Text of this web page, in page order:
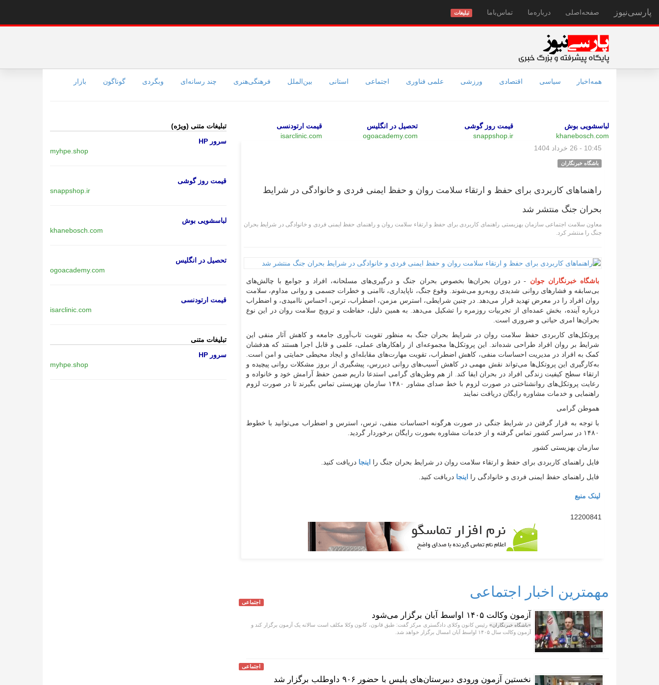
پارسی‌نیوز صفحه‌اصلی درباره‌ما تماس‌با‌ما تبلیغات
همه‌اخبار سیاسی اقتصادی ورزشی علمی فناوری اجتماعی استانی بین‌الملل فرهنگی‌هنری چند رسانه‌ای وبگردی گوناگون بازار
لباسشویی بوش
khanebosch.com
قیمت روز گوشی
snappshop.ir
تحصیل در انگلیس
ogoacademy.com
قیمت ارتودنسی
isarclinic.com
10:45 - 26 خرداد 1404
باشگاه خبرنگاران
راهنما‌های کاربردی برای حفظ و ارتقاء سلامت روان و حفظ ایمنی فردی و خانوادگی در شرایط
بحران جنگ منتشر شد
معاون سلامت اجتماعی سازمان بهزیستی راهنمای کاربردی برای حفظ و ارتقاء سلامت روان و راهنمای حفظ ایمنی فردی و خانوادگی در شرایط بحران
جنگ را منتشر کرد.
باشگاه خبرنگاران جوان - در دوران بحران‌ها بخصوص بحران جنگ و درگیری‌های مسلحانه، افراد و جوامع با چالش‌های
بی‌سابقه و فشار‌های روانی شدیدی رو‌به‌رو می‌شوند. وقوع جنگ، ناپایداری، ناامنی و خطرات جسمی و روانی مداوم، سلامت
روان افراد را در معرض تهدید قرار می‌دهد. در چنین شرایطی، استرس مزمن، اضطراب، ترس، احساس ناامیدی، و اضطراب
درباره آینده، بخش عمده‌ای از تجربیات روزمره را تشکیل می‌دهد. به همین دلیل، حفاظت و ترویج سلامت روان در این نوع
بحران‌ها امری حیاتی و ضروری است.
پروتکل‌های کاربردی حفظ سلامت روان در شرایط بحران جنگ به منظور تقویت تاب‌آوری جامعه و کاهش آثار منفی این
شرایط بر روان افراد طراحی شده‌اند. این پروتکل‌ها مجموعه‌ای از راهکار‌های عملی، علمی و قابل اجرا هستند که هدفشان
کمک به افراد در مدیریت احساسات منفی، کاهش اضطراب، تقویت مهارت‌های مقابله‌ای و ایجاد محیطی حمایتی و امن است.
به‌کارگیری این پروتکل‌ها می‌تواند نقش مهمی در کاهش آسیب‌های روانی دیررس، پیشگیری از بروز مشکلات روانی پیچیده و
ارتقاء سطح کیفیت زندگی افراد در بحران ایفا کند. از هم وطن‌های گرامی استدعا داریم ضمن حفظ آرامش خود و خانواده و
رعایت پروتکل‌های روانشناختی در صورت لزوم با خط صدای مشاور ۱۴۸۰ سازمان بهزیستی تماس بگیرند تا در صورت لزوم
راهنمایی و خدمات مشاوره رایگان دریافت نمایند
هموطن گرامی
با توجه به قرار گرفتن در شرایط جنگی در صورت هرگونه احساسات منفی، ترس، استرس و اضطراب می‌توانید با خطوط
۱۴۸۰ در سراسر کشور تماس گرفته و از خدمات مشاوره بصورت رایگان برخوردار گردید.
سازمان بهزیستی کشور
فایل راهنمای کاربردی برای حفظ و ارتقاء سلامت روان در شرایط بحران جنگ را
اینجا دریافت کنید.
فایل راهنمای حفظ ایمنی فردی و خانوادگی را
اینجا دریافت کنید.
لینک منبع
12200841
مهمترین اخبار اجتماعی
اجتماعی
آزمون وکالت ۱۴۰۵ اواسط آبان برگزار می‌شود
«باشگاه خبرنگاران» رئیس کانون وکلای دادگستری مرکز گفت: طبق قانون، کانون وکلا مکلف است سالانه یک آزمون برگزار کند و
آزمون وکالت سال ۱۴۰۵ اواسط آبان‌ امسال برگزار خواهد شد.
اجتماعی
نخستین آزمون ورودی دبیرستان‌های پلیس با حضور ۹۰۶ داوطلب برگزار شد
تبلیغات متنی (ویژه)
سرور HP
myhpe.shop
قیمت روز گوشی
snappshop.ir
لباسشویی بوش
khanebosch.com
تحصیل در انگلیس
ogoacademy.com
قیمت ارتودنسی
isarclinic.com
تبلیغات متنی
سرور HP
myhpe.shop